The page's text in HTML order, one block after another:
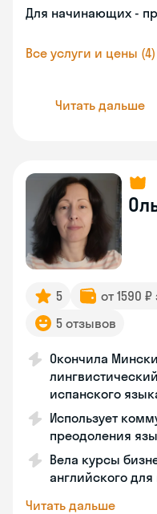
Для начинающих -
Все услуги и цены (4)
Читать дальше
5 от 1590
5 отзывов
Окончила
испанского
Использует
преодоления
Вела курсы
английского
Читать дальше